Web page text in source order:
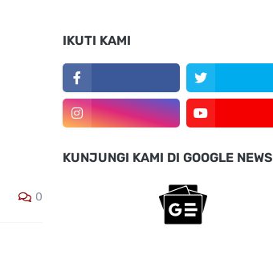
0
IKUTI KAMI
KUNJUNGI KAMI DI GOOGLE NEWS